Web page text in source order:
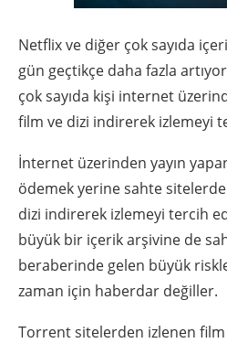
Netflix ve diğer çok sayıda
gün geçtikçe daha fazla
çok sayıda kişi internet
film ve dizi indirerek izlemeyi
İnternet üzerinden yayın
ödemek yerine sahte
dizi indirerek izlemeyi tercih
büyük bir içerik arşivine de
beraberinde gelen büyük
zaman için haberdar değiller.
Torrent sitelerden izlenen